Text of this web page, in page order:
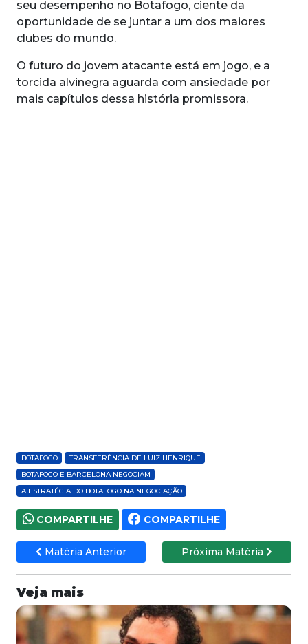
seu desempenho no Botafogo, ciente da
oportunidade de se juntar a um dos maiores
clubes do mundo.
O futuro do jovem atacante está em jogo, e a
torcida alvinegra aguarda com ansiedade por
mais capítulos dessa história promissora.
BOTAFOGO
TRANSFERÊNCIA DE LUIZ HENRIQUE
BOTAFOGO E BARCELONA NEGOCIAM
A ESTRATÉGIA DO BOTAFOGO NA NEGOCIAÇÃO
COMPARTILHE COMPARTILHE
Matéria Anterior Próxima Matéria
Veja mais